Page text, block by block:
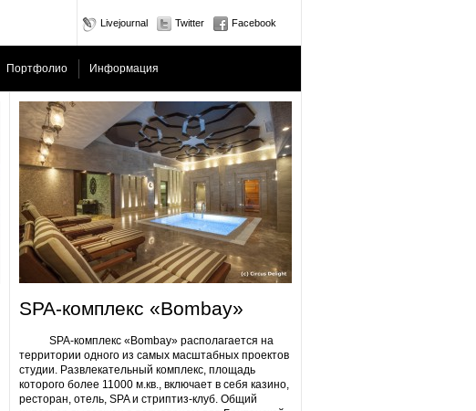
Livejournal Twitter Facebook
Портфолио Информация
SPA-комплекс «Bombay»
SPA-комплекс «Bombay» располагается на
территории одного из самых масштабных проектов
студии. Развлекательный комплекс, площадь
которого более 11000 м.кв., включает в себя казино,
ресторан, отель, SPA и стриптиз-клуб. Общий